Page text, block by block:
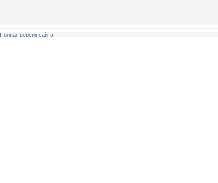
Полная версия сайта